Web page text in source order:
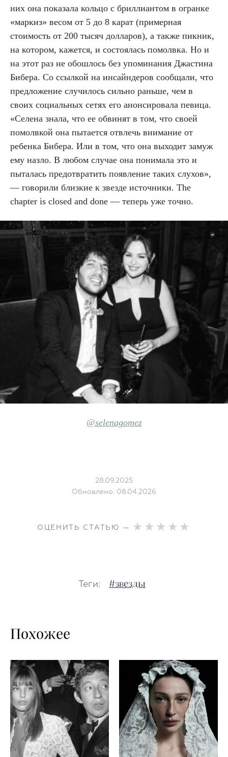
них она показала кольцо с бриллиантом в огранке
«маркиз» весом от 5 до 8 карат (примерная
стоимость от 200 тысяч долларов), а также пикник,
на котором, кажется, и состоялась помолвка. Но и
на этот раз не обошлось без упоминания Джастина
Бибера. Со ссылкой на инсайндеров сообщали, что
предложение случилось сильно раньше, чем в
своих социальных сетях его анонсировала певица.
«Селена знала, что ее обвинят в том, что своей
помолвкой она пытается отвлечь внимание от
ребенка Бибера. Или в том, что она выходит замуж
ему назло. В любом случае она понимала это и
пыталась предотвратить появление таких слухов»,
— говорили близкие к звезде источники. The
chapter is closed and done — теперь уже точно.
@selenagomez
28.09.2025
Обновлено: 08.04.2026
ОЦЕНИТЬ СТАТЬЮ —
Теги: #звезды
Похожее